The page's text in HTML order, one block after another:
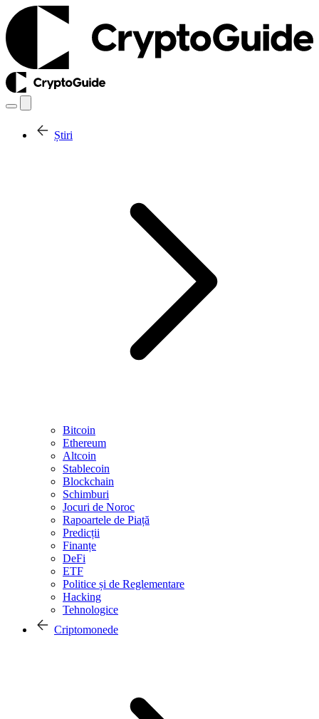
Știri
Bitcoin
Ethereum
Altcoin
Stablecoin
Blockchain
Schimburi
Jocuri de Noroc
Rapoartele de Piață
Predicții
Finanțe
DeFi
ETF
Politice și de Reglementare
Hacking
Tehnologice
Criptomonede